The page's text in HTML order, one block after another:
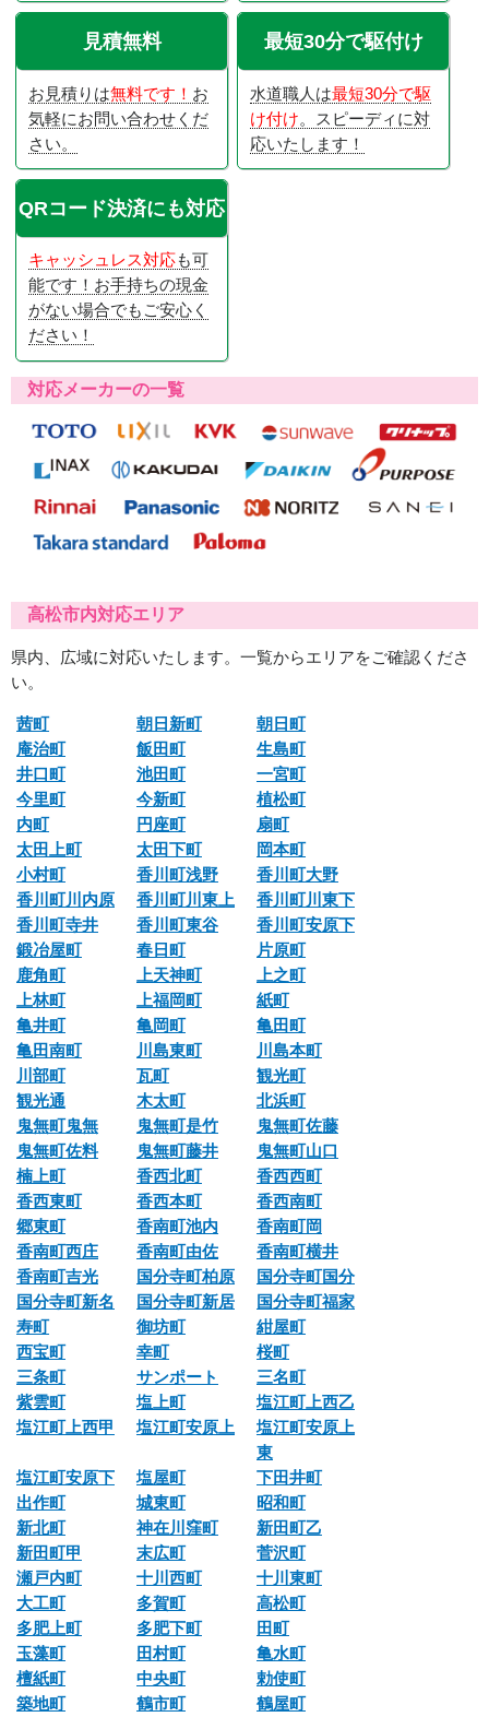
見積無料
お見積りは無料です！ お
気軽にお問い合わせくだ
さい。
最短30分で駆付け
水道職人は最短30分で駆
け付け。スピーディに対
応いたします！
QRコード決済にも対応
キャッシュレス対応も可
能です！お手持ちの現金
がない場合でもご安心く
ださい！
対応メーカーの一覧
高松市内対応エリア
県内、広域に対応いたします。一覧からエリアをご確認くださ
い。
茜町 朝日新町
朝日町
庵治町
飯田町
生島町
井口町
池田町
一宮町
今里町
今新町
植松町
内町
円座町
扇町
太田上町
太田下町
岡本町
小村町
香川町浅野
香川町大野
香川町川内原
香川町川東上
香川町川東下
香川町寺井
香川町東谷
香川町安原下
鍛冶屋町
春日町
片原町
鹿角町
上天神町
上之町
上林町
上福岡町
紙町
亀井町
亀岡町
亀田町
亀田南町
川島東町
川島本町
川部町
瓦町
観光町
観光通
木太町
北浜町
鬼無町鬼無
鬼無町是竹
鬼無町佐藤
鬼無町佐料
鬼無町藤井
鬼無町山口
楠上町
香西北町
香西西町
香西東町
香西本町
香西南町
郷東町
香南町池内
香南町岡
香南町西庄
香南町由佐
香南町横井
香南町吉光
国分寺町柏原
国分寺町国分
国分寺町新名
国分寺町新居
国分寺町福家
寿町
御坊町
紺屋町
西宝町
幸町
桜町
三条町
サンポート
三名町
紫雲町
塩上町
塩江町上西乙
塩江町上西甲
塩江町安原上
塩江町安原上
東
塩江町安原下
塩屋町
下田井町
出作町
城東町
昭和町
新北町
神在川窪町
新田町乙
新田町甲
末広町
菅沢町
瀬戸内町
十川西町
十川東町
大工町
多賀町
高松町
多肥上町
多肥下町
田町
玉藻町
田村町
亀水町
檀紙町
中央町
勅使町
築地町
鶴市町 鶴屋町